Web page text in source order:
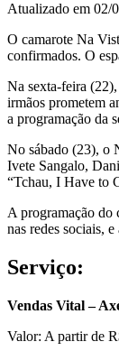
Atualizado em 02/
O camarote Na
confirmados. O
Na sexta-feira
irmãos prometem
a programação da
No sábado (23), o
Ivete Sangalo,
“Tchau, I Have to
A programação do
nas redes sociais,
Serviço:
Vendas Vital –
Valor: A partir de